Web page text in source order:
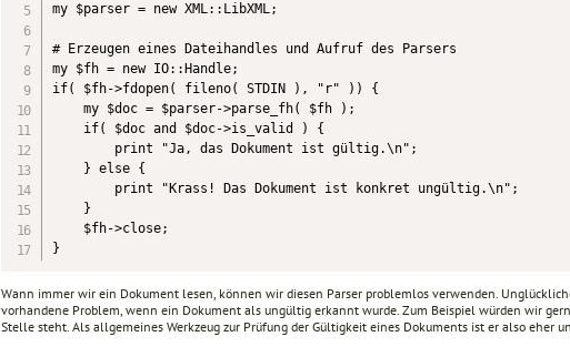
my $parser = new XML::LibXML;
# Erzeugen eines Dateihandles und Aufruf des Parsers
my $fh = new IO::Handle;
if( $fh->fdopen( fileno( STDIN ), "r" )) {
    my $doc = $parser->parse_fh( $fh );
    if( $doc and $doc->is_valid ) {
        print "Ja, das Dokument ist gültig.\n";
    } else {
        print "Krass! Das Dokument ist konkret ungültig.\n";
    }
    $fh->close;
}
Wann immer wir ein Dokument lesen, können wir diesen Parser problemlos verwenden.
vorhandene Problem, wenn ein Dokument als ungültig erkannt wurde. Zum Beispiel würden wir
Stelle steht. Als allgemeines Werkzeug zur Prüfung der Gültigkeit eines Dokuments ist er also eher